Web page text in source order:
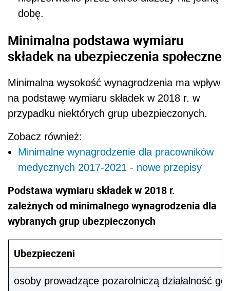
Minimalne wynagrodzenie dla pracowników
Podstawa wymiaru składek w 2018 r.
zależnych od minimalnego wynagrodzenia dla
wybranych grup ubezpieczonych
Ubezpieczeni
osoby prowadzące pozarolniczą działalność
zleceniobiorcy obowiązkowo podlegający
duchowni będący ubezpieczonymi
PODSTAWA PRAWNA:
art. 183d, art. 81 § 1 i § 2, art. 87
3 8